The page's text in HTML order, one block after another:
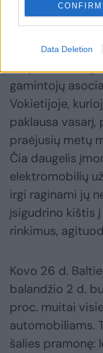
CONFIRM
Data Deletion
pirmuosius du
49 proc.
gamintojų
Vokietijoje,
paklausa
praėjusių metų
Čia daugelis
elektromobilių
irgi raginami jų
įsigudrino kištis
rinkimus,
Kovo 26 d.
balandžio 2 d.
proc. muitai
automobiliams.
šalies pramonę: